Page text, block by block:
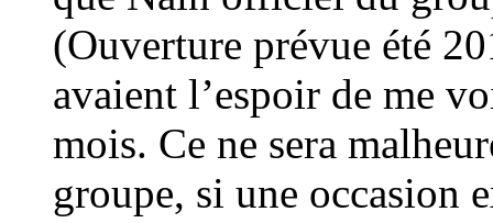
(Ouverture prévue été
avaient l’espoir de me
mois. Ce ne sera
groupe, si une occasion